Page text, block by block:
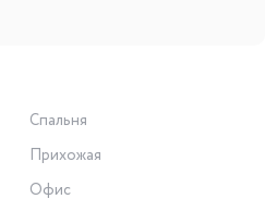
Спальня
Прихожая
Офис